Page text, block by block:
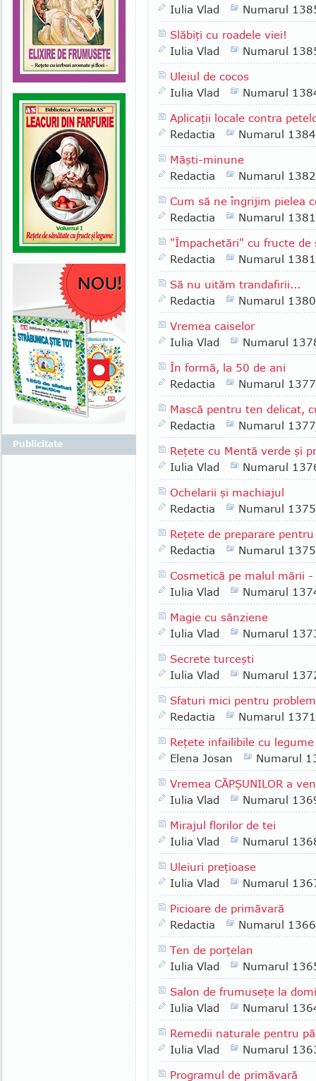
Iulia Vlad
Numarul
Slăbiţi cu roadele viei!
Iulia Vlad
Numarul
Uleiul de cocos
Iulia Vlad
Numarul
Aplicaţii locale contra
Redactia
Numarul 1384
Măşti-minune
Redactia
Numarul 1382
Cum să ne îngrijim pielea
Redactia
Numarul 1381
"Împachetări" cu fructe de
Redactia
Numarul 1381
Să nu uităm trandafirii...
Redactia
Numarul 1380
Vremea caiselor
Iulia Vlad
Numarul
În formă, la 50 de ani
Redactia
Numarul 1377
Mască pentru ten delicat,
Redactia
Numarul 1377
Reţete cu Mentă verde şi
Iulia Vlad
Numarul
Ochelarii şi machiajul
Redactia
Numarul 1375
Reţete de preparare
Redactia
Numarul 1375
Cosmetică pe malul mării
Iulia Vlad
Numarul
Magie cu sânziene
Iulia Vlad
Numarul
Secrete turceşti
Iulia Vlad
Numarul
Sfaturi mici pentru
Redactia
Numarul 1371
Reţete infailibile cu legume
Elena Josan
Numarul
Vremea CĂPŞUNILOR a
Iulia Vlad
Numarul
Mirajul florilor de tei
Iulia Vlad
Numarul
Uleiuri preţioase
Iulia Vlad
Numarul
Picioare de primăvară
Redactia
Numarul 1366
Ten de porţelan
Iulia Vlad
Numarul
Salon de frumuseţe la
Iulia Vlad
Numarul
Remedii naturale pentru
Iulia Vlad
Numarul
Programul de primăvară
Publicitate